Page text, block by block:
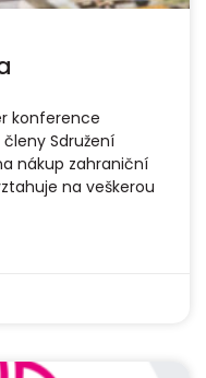
konference
Sdružení
nákup zahraniční
na veškerou